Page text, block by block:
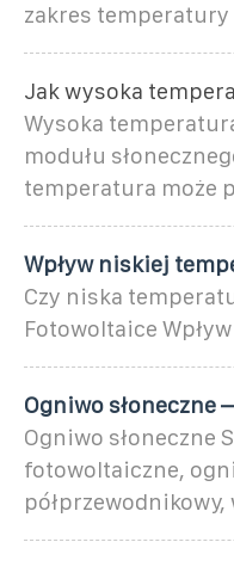
zakres
Jak wysoka
Wysoka
modułu
temperatura może
Wpływ niskiej
Czy niska
Fotowoltaice
Ogniwo słoneczne
Ogniwo słoneczne
fotowoltaiczne,